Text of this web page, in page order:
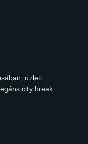
üzleti
city break